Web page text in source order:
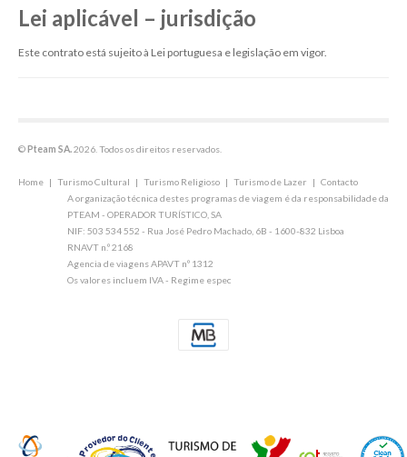
Lei aplicável – jurisdição
Este contrato está sujeito à Lei portuguesa e legislação em vigor.
©Pteam SA.2026. Todos os direitos reservados.
Home | Turismo Cultural | Turismo Religioso | Turismo de Lazer | Contacto
A organização técnica destes programas de viagem é da responsabilidade da
PTEAM - OPERADOR TURÍSTICO, SA
NIF: 503 534 552 - Rua José Pedro Machado, 6B - 1600-832 Lisboa
RNAVT n.º 2168
Agencia de viagens APAVT nº 1312
Os valores incluem IVA - Regime espec